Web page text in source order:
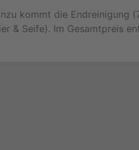
kommt die
& Seife). Im Gesamtpreis